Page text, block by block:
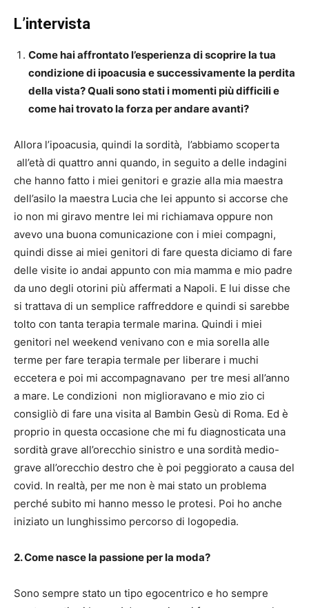
L’intervista
Come hai affrontato l’esperienza di scoprire la tua
condizione di ipoacusia e successivamente la perdita
della vista? Quali sono stati i momenti più difficili e
come hai trovato la forza per andare avanti?
Allora l’ipoacusia, quindi la sordità, l’abbiamo scoperta
all’età di quattro anni quando, in seguito a delle indagini
che hanno fatto i miei genitori e grazie alla mia maestra
dell’asilo la maestra Lucia che lei appunto si accorse che
io non mi giravo mentre lei mi richiamava oppure non
avevo una buona comunicazione con i miei compagni,
quindi disse ai miei genitori di fare questa diciamo di fare
delle visite io andai appunto con mia mamma e mio padre
da uno degli otorini più affermati a Napoli. E lui disse che
si trattava di un semplice raffreddore e quindi si sarebbe
tolto con tanta terapia termale marina. Quindi i miei
genitori nel weekend venivano con e mia sorella alle
terme per fare terapia termale per liberare i muchi
eccetera e poi mi accompagnavano per tre mesi all’anno
a mare. Le condizioni non miglioravano e mio zio ci
consigliò di fare una visita al Bambin Gesù di Roma. Ed è
proprio in questa occasione che mi fu diagnosticata una
sordità grave all’orecchio sinistro e una sordità medio-
grave all’orecchio destro che è poi peggiorato a causa del
covid. In realtà, per me non è mai stato un problema
perché subito mi hanno messo le protesi. Poi ho anche
iniziato un lunghissimo percorso di logopedia.
2. Come nasce la passione per la moda?
Sono sempre stato un tipo egocentrico e ho sempre